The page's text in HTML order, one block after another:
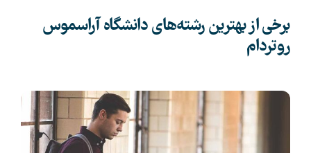
برخی از بهترین رشته‌های دانشگاه آراسموس
روتردام